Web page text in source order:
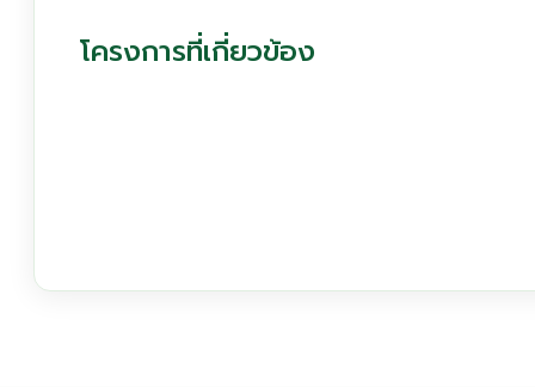
โครงการที่เกี่ยวข้อง